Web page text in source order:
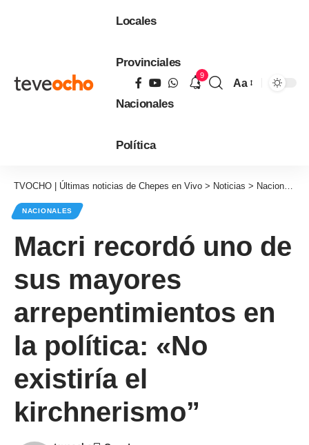
Locales
Provinciales
Nacionales
Política
9
Aa
TVOCHO | Últimas noticias de Chepes en Vivo > Noticias > Nacionales
NACIONALES
Macri recordó uno de
sus mayores
arrepentimientos en
la política: «No
existiría el
kirchnerismo”